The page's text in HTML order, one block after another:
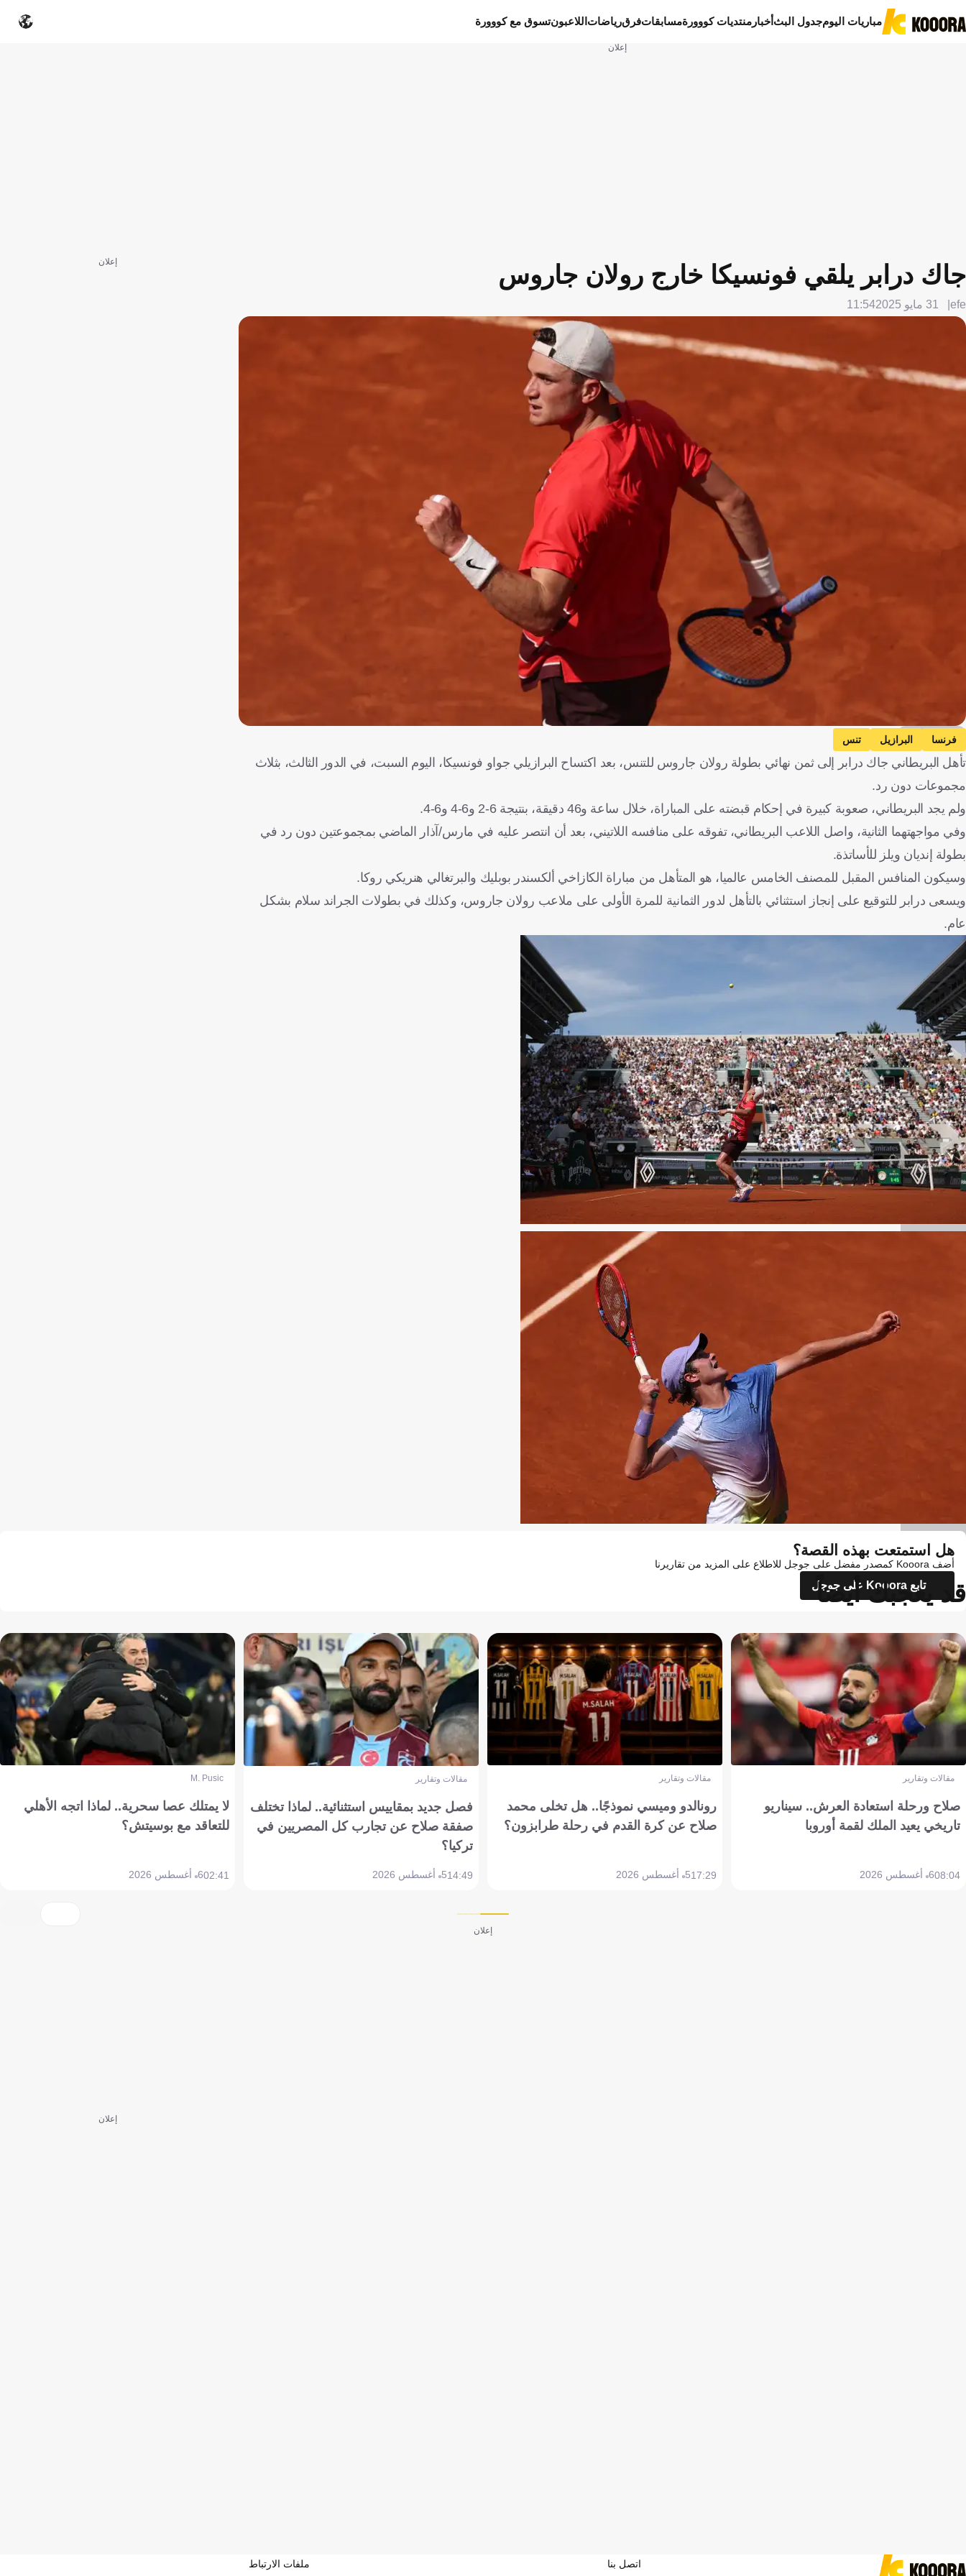
مباريات اليومجدول البثأخبار منتديات كووورةمسابقاتفرقرياضات اللاعبونتسوق مع كووورة
إعلان
جاك درابر يلقي فونسيكا خارج رولان جاروس
efe 31 مايو 2025 11:54
Getty Images
فرنسا البرازيل تنس
تأهل البريطاني جاك درابر إلى ثمن نهائي بطولة رولان جاروس للتنس، بعد اكتساح البرازيلي جواو فونسيكا، اليوم السبت، في الدور الثالث، بثلاث
مجموعات دون رد.
ولم يجد البريطاني، صعوبة كبيرة في إحكام قبضته على المباراة، خلال ساعة و46 دقيقة، بنتيجة 6-2 و6-4 و6-4.
وفي مواجهتهما الثانية، واصل اللاعب البريطاني، تفوقه على منافسه اللاتيني، بعد أن انتصر عليه في مارس/آذار الماضي بمجموعتين دون رد في
بطولة إنديان ويلز للأساتذة.
وسيكون المنافس المقبل للمصنف الخامس عالميا، هو المتأهل من مباراة الكازاخي ألكسندر بوبليك والبرتغالي هنريكي روكا.
ويسعى درابر للتوقيع على إنجاز استثنائي بالتأهل لدور الثمانية للمرة الأولى على ملاعب رولان جاروس، وكذلك في بطولات الجراند سلام بشكل
عام.
إعلان
هل استمتعت بهذه القصة؟
أضف Kooora كمصدر مفضل على جوجل للاطلاع على المزيد من تقاريرنا
تابع Kooora على جوجل
قد يعجبك أيضاً
مقالات وتقارير
صلاح ورحلة استعادة العرش.. سيناريو
تاريخي يعيد الملك لقمة أوروبا
08:046 أغسطس 2026
مقالات وتقارير
رونالدو وميسي نموذجًا.. هل تخلى محمد
صلاح عن كرة القدم في رحلة طرابزون؟
17:295 أغسطس 2026
مقالات وتقارير
فصل جديد بمقاييس استثنائية.. لماذا تختلف
صفقة صلاح عن تجارب كل المصريين في
تركيا؟
14:495 أغسطس 2026
M. Pusic
لا يمتلك عصا سحرية.. لماذا اتجه الأهلي
للتعاقد مع بوسيتش؟
02:416 أغسطس 2026
إعلان
إعلان
اتصل بنا ملفات الارتباط